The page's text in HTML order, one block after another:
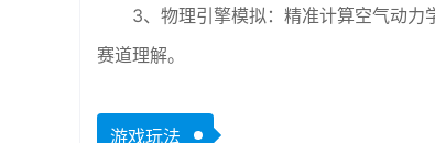
3、物理引擎模拟：精准计算空气动
赛道理解。
游戏玩法